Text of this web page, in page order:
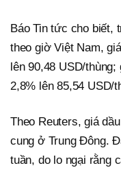
Báo Tin tức cho biết,
theo giờ Việt Nam,
lên 90,48 USD/
2,8% lên 85,54 USD/
Theo Reuters, giá
cung ở Trung Đông.
tuần, do lo ngại rằng